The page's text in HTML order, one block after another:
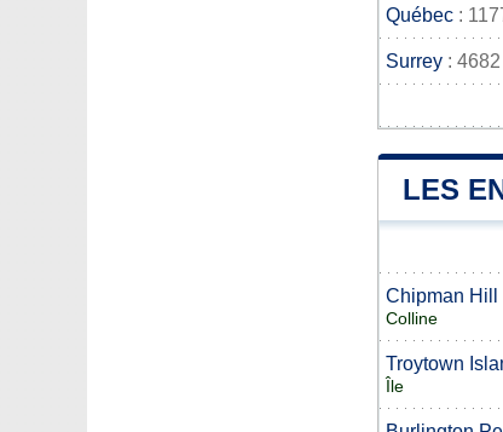
Québec :
Surrey :
LES
Chipman Hill
Colline
Troytown
Île